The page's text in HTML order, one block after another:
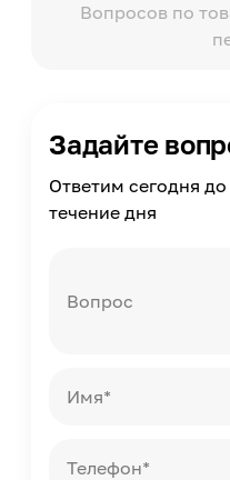
Наличие изголовья
С изголовьем
Матрас в комплекте
Нет
Модельный ряд
Вопросов по
Задайте
Ответим сегодня
течение дня
Вопрос
Имя*
Телефон*